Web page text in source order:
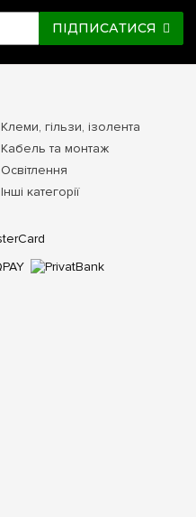
ПІДПИСАТИСЯ
Клеми, гільзи, ізолента
Кабель та монтаж
Освітлення
Інші категорії